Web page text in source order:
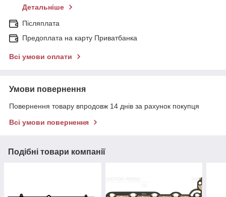
Детальніше
Післяплата
Предоплата на карту Приватбанка
Всі умови оплати
Умови повернення
Повернення товару впродовж 14 днів за рахунок покупця
Всі умови повернення
Подібні товари компанії